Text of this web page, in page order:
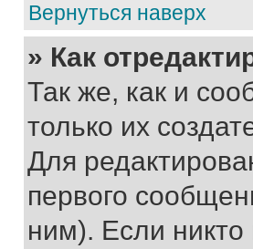
Вернуться наверх
» Как
Так же, как и
только их
Для
первого
ним). Если никто